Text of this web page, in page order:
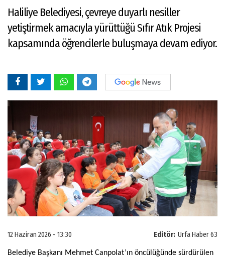
Haliliye Belediyesi, çevreye duyarlı nesiller
yetiştirmek amacıyla yürüttüğü Sıfır Atık Projesi
kapsamında öğrencilerle buluşmaya devam ediyor.
Editör: Urfa Haber 63
12 Haziran 2026 - 13:30
Belediye Başkanı Mehmet Canpolat’ın öncülüğünde sürdürülen